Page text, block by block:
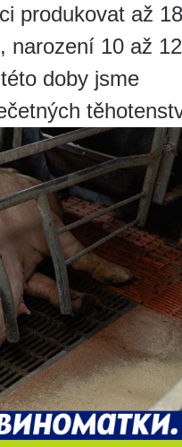
produkovat až
narození 10 až 12
doby jsme